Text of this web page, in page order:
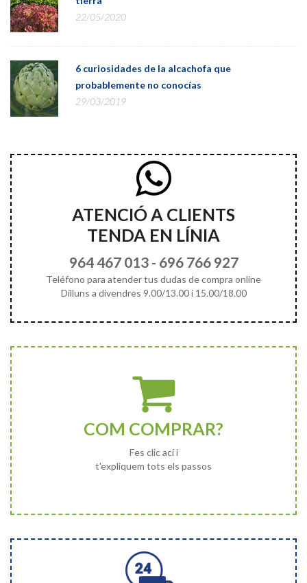
22/05/2020
6 curiosidades de la alcachofa que
probablemente no conocías
29/03/2019
ATENCIÓ A CLIENTS
TENDA EN LÍNIA
964 467 013- 696 766 927
Teléfono para atender tus dudas de compra online
Dilluns a divendres 9.00/13.00 i 15.00/18.00
COM COMPRAR?
Fes clic ací i
t'expliquem tots els passos